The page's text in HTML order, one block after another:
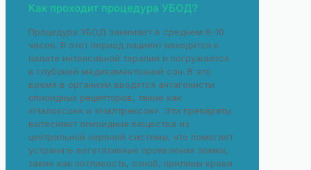
Как проходит процедура УБОД?
Процедура УБОД занимает в среднем 8-10
часов. В этот период пациент находится в
палате интенсивной терапии и погружается
в глубокий медикаментозный сон. В это
время в организм вводятся антагонисты
опиоидных рецепторов, такие как
«Налоксон» и «Налтрексон». Эти препараты
вытесняют опиоидные вещества из
центральной нервной системы, что помогает
устранить вегетативные проявления ломки,
такие как потливость, озноб, приливы крови